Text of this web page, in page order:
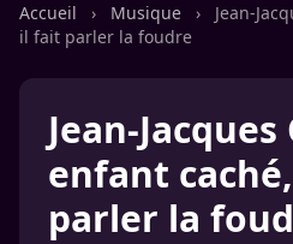
Accueil › Musique ›
Jean-
il fait parler la foudre
Jean-
enfant
parler la